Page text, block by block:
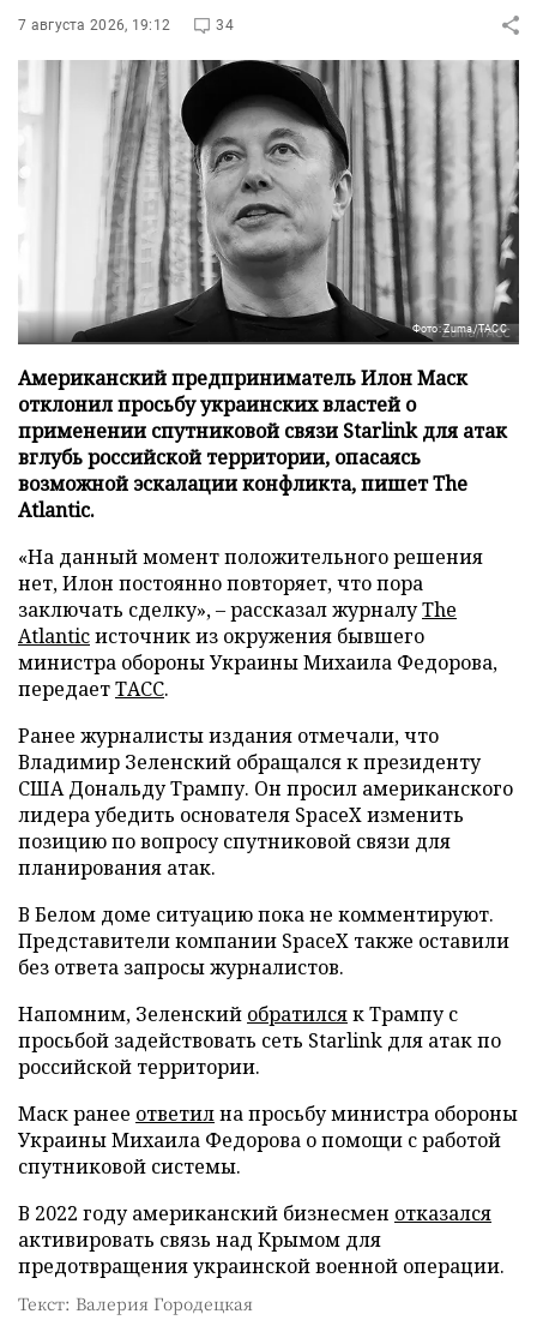
7 августа 2026, 19:12 34
Фото: Zuma/ТАСС
Американский предприниматель Илон Маск
отклонил просьбу украинских властей о
применении спутниковой связи Starlink для атак
вглубь российской территории, опасаясь
возможной эскалации конфликта, пишет The
Atlantic.
«На данный момент положительного решения
нет, Илон постоянно повторяет, что пора
заключать сделку», – рассказал журналуThe
Atlanticисточник из окружения бывшего
министра обороны Украины Михаила Федорова,
передаетТАСС.
Ранее журналисты издания отмечали, что
Владимир Зеленский обращался к президенту
США Дональду Трампу. Он просил американского
лидера убедить основателя SpaceX изменить
позицию по вопросу спутниковой связи для
планирования атак.
В Белом доме ситуацию пока не комментируют.
Представители компании SpaceX также оставили
без ответа запросы журналистов.
Напомним, Зеленский обратилсяк Трампу с
просьбой задействовать сеть Starlink для атак по
российской территории.
Маск ранее ответилна просьбу министра обороны
Украины Михаила Федорова о помощи с работой
спутниковой системы.
В 2022 году американский бизнесмен отказался
активировать связь над Крымом для
предотвращения украинской военной операции.
Текст: Валерия Городецкая